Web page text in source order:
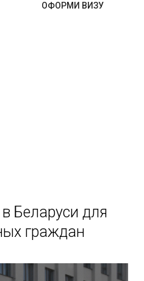
ОФОРМИ ВИЗУ
Беларуси для
граждан